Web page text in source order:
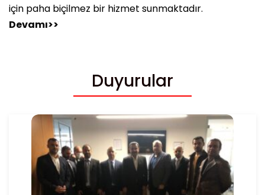
için paha biçilmez bir hizmet sunmaktadır.
Devamı>>
Duyurular